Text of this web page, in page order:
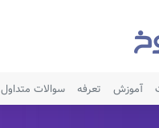
آموزش تعرفه سوالات متداول